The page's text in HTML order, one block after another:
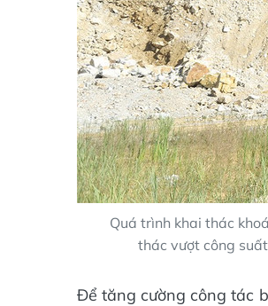
Quá trình khai thác
thác vượt công
Để tăng cường công tác